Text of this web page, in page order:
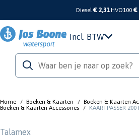
Diesel€ 2,31 HVO100 €
Incl. BTW
Home / Boeken & Kaarten / Boeken & Kaarten
Boeken & Kaarten Accessoires / KAARTPASSER
Talamex